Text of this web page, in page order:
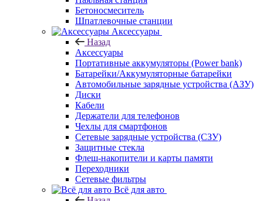
Бетоносмеситель
Шпатлевочные станции
Аксессуары
Назад
Аксессуары
Портативные аккумуляторы (Power bank)
Батарейки/Аккумуляторные батарейки
Автомобильные зарядные устройства (АЗУ)
Диски
Кабели
Держатели для телефонов
Чехлы для смартфонов
Сетевые зарядные устройства (СЗУ)
Защитные стекла
Флеш-накопители и карты памяти
Переходники
Сетевые фильтры
Всё для авто